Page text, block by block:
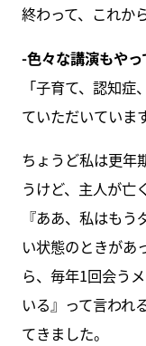
終わって、これか
-色々な講演もや
「子育て、認知
ていただいています
ちょうど私は更年
うけど、主人が亡
『ああ、私はも
い状態のときがあ
ら、毎年1回会う
いる』って言われ
てきました。